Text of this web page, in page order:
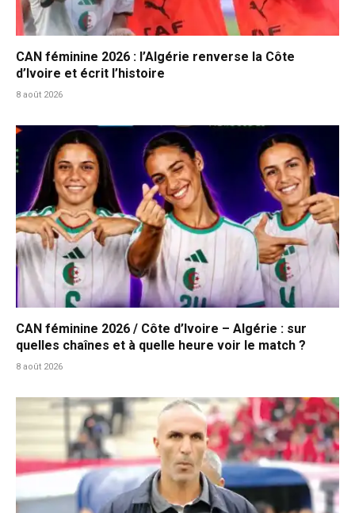
CAN féminine 2026 : l’Algérie renverse la Côte
d’Ivoire et écrit l’histoire
8 août 2026
CAN féminine 2026 / Côte d’Ivoire – Algérie : sur
quelles chaînes et à quelle heure voir le match ?
8 août 2026